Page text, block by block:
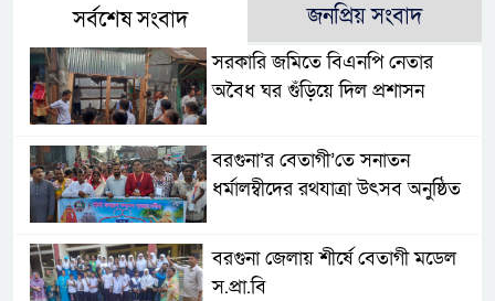
সর্বশেষ সংবাদ জনপ্রিয় সংবাদ
সরকারি জমিতে বিএনপি নেতার
অবৈধ ঘর গুঁড়িয়ে দিল প্রশাসন
বরগুনা’র বেতাগী’তে সনাতন
ধর্মালম্বীদের রথযাত্রা উৎসব অনুষ্ঠিত
বরগুনা জেলায় শীর্ষে বেতাগী মডেল
স.প্রা.বি